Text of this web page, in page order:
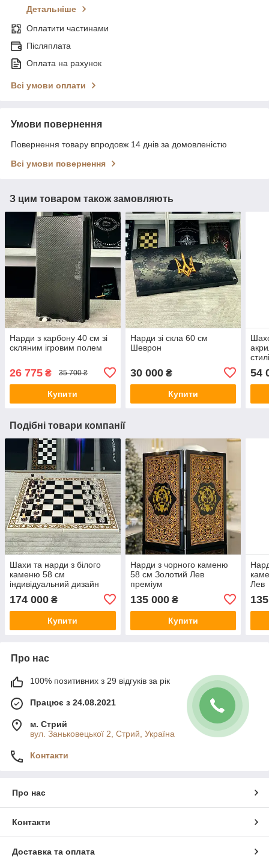
Детальніше
Оплатити частинами
Післяплата
Оплата на рахунок
Всі умови оплати
Умови повернення
Повернення товару впродовж 14 днів за домовленістю
Всі умови повернення
З цим товаром також замовляють
Нарди з карбону 40 см зі
скляним ігровим полем
26 775 ₴ 35 700 ₴
Купити
Нарди зі скла 60 см
Шеврон
30 000₴
Купити
54
Подібні товари компанії
Шахи та нарди з білого
каменю 58 см
індивідуальний дизайн
174 000 ₴
Купити
Нарди з чорного каменю
58 см Золотий Лев
преміум
135 000₴
Купити
Лев
Про нас
100% позитивних з 29 відгуків за рік
Працює з 24.08.2021
м. Стрий
вул. Заньковецької 2, Стрий, Україна
Контакти
Про нас
Контакти
Доставка та оплата